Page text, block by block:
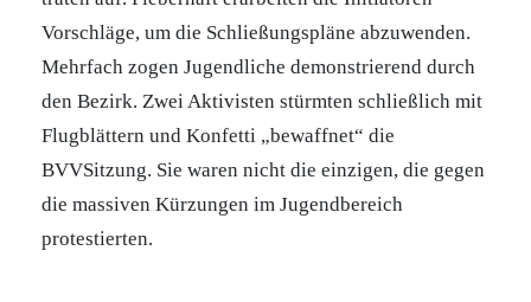
Vorschläge, um die Schließungspläne abzuwenden.
Mehrfach zogen Jugendliche demonstrierend durch
den Bezirk. Zwei Aktivisten stürmten schließlich mit
Flugblättern und Konfetti „bewaffnet“ die
BVVSitzung. Sie waren nicht die einzigen, die gegen
die massiven Kürzungen im Jugendbereich
protestierten.